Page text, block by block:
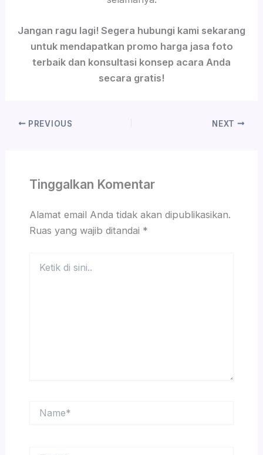
Jangan ragu lagi! Segera hubungi kami sekarang
untuk mendapatkan promo harga jasa foto
terbaik dan konsultasi konsep acara Anda
secara gratis!
PREVIOUS NEXT
Tinggalkan Komentar
Alamat email Anda tidak akan dipublikasikan.
Ruas yang wajib ditandai *